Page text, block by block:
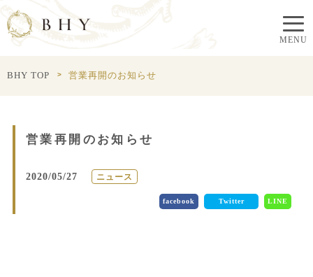
BHY TOP 営業再開のお知らせ
営業再開のお知らせ
2020/05/27 ニュース
facebook Twitter LINE